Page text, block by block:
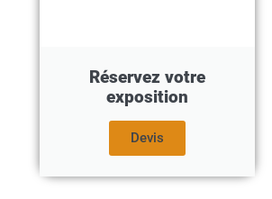
Réservez votre
exposition
Devis